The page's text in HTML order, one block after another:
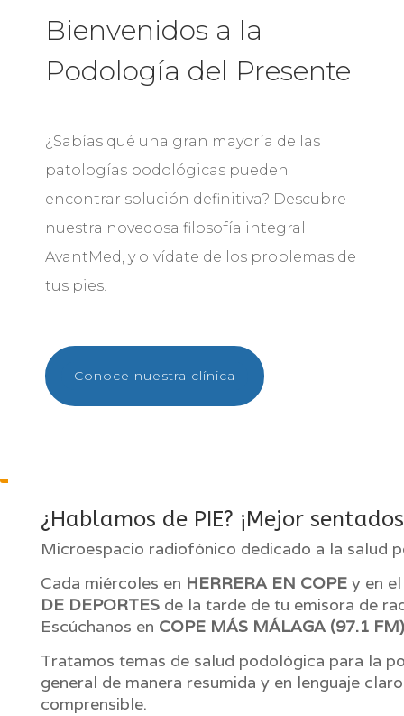
Bienvenidos a la
Podología del Presente
¿Sabías qué una gran mayoría de las
patologías podológicas pueden
encontrar solución definitiva? Descubre
nuestra novedosa filosofía integral
AvantMed, y olvídate de los problemas de
tus pies.
Conoce nuestra clínica
¿Hablamos de PIE? ¡Mejor
Microespacio radiofónico dedicado a la salud
Cada miércoles en HERRERA EN COPEy en
DE DEPORTESde la tarde de tu emisora de
Escúchanos en COPE MÁS MÁLAGA (97.1 FM)
Tratamos temas de salud podológica para la
general de manera resumida y en lenguaje
comprensible.